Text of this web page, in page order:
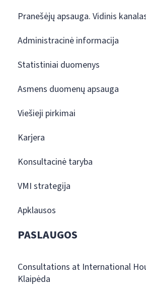
Pranešėjų apsauga. Vidinis
Administracinė informacija
Statistiniai duomenys
Asmens duomenų apsauga
Viešieji pirkimai
Karjera
Konsultacinė taryba
VMI strategija
Apklausos
PASLAUGOS
Consultations at International
Klaipėda